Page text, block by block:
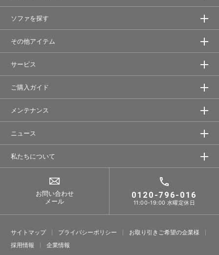
ソファを探す
その他アイテム
サービス
ご購入ガイド
メンテナンス
ニュース
私たちについて
お問い合わせ
メール
0120-796-016
11:00-19:00 水曜定休日
サイトマップ プライバシーポリシー
お取り引きご希望の企業様
採⽤情報
企業情報